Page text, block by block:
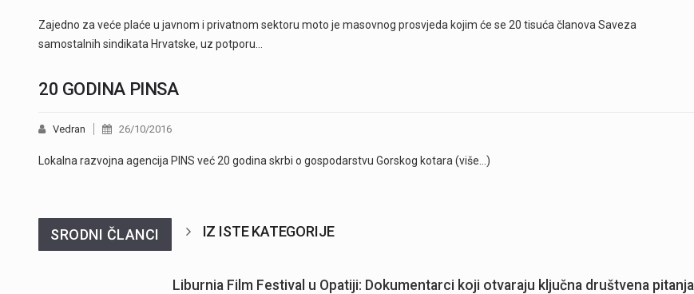
Zajedno za veće plaće u javnom i privatnom sektoru moto je masovnog prosvjeda kojim će se 20 tisuća članova Saveza
samostalnih sindikata Hrvatske, uz potporu…
20 GODINA PINSA
Vedran 26/10/2016
Lokalna razvojna agencija PINS već 20 godina skrbi o gospodarstvu Gorskog kotara (više…)
SRODNI ČLANCI IZ ISTE KATEGORIJE
Liburnia Film Festival u Opatiji: Dokumentarci koji otvaraju ključna društvena pitanja